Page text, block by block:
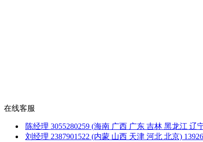
在线客服
陈经理 3055280259 (海南 广西 广东 吉林 黑龙江 辽
刘经理 2387901522 (内蒙 山西 天津 河北 北京)